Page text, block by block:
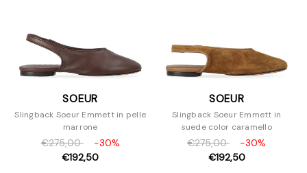
SOEUR
Slingback Soeur Emmett in pelle
marrone
€275,00
-30%
€192,50
SOEUR
Slingback Soeur Emmett in
suede color caramello
€275,00
-30%
€192,50